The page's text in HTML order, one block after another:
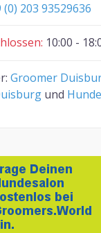
(0) 203 93529636
: 10:00 -
Groomer
und